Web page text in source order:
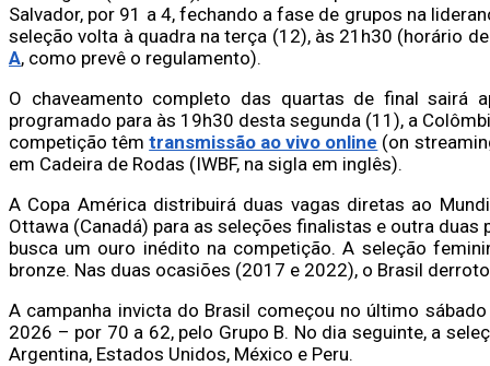
Salvador, por 91 a 4, fechando a fase de grupos na
seleção volta à quadra na terça (12), às 21h30 (horário
A, como prevê o regulamento).
O chaveamento completo das quartas de final
programado para às 19h30 desta segunda (11), a
competição têmtransmissão ao vivo online (on
em Cadeira de Rodas (IWBF, na sigla em inglês).
A Copa América distribuirá duas vagas diretas ao
Ottawa (Canadá) para as seleções finalistas e outra
busca um ouro inédito na competição. A seleção
bronze. Nas duas ocasiões (2017 e 2022), o Brasil
A campanha invicta do Brasil começou no último
2026 – por 70 a 62, pelo Grupo B. No dia seguinte, a
Argentina, Estados Unidos, México e Peru.